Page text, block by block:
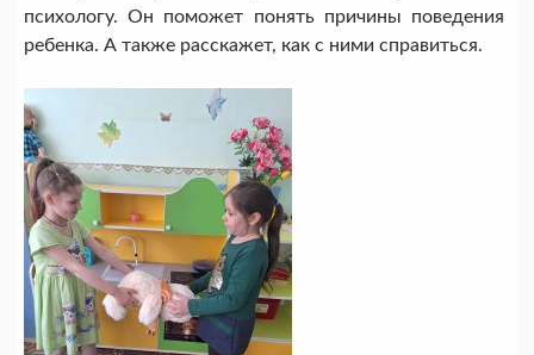
психологу. Он поможет понять причины поведения
ребенка. А также расскажет, как с ними справиться.